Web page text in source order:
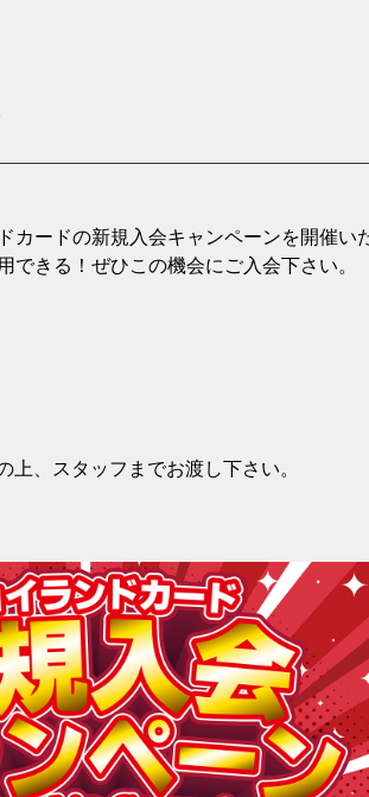
カードの新規入会キャンペーンを開催い
きる！ぜひこの機会にご入会下さい。
、スタッフまでお渡し下さい。